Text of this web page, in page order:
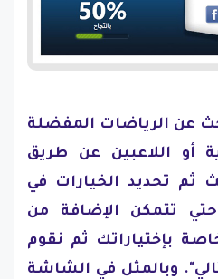
عن الرياضات المفضلة
أو اللاعبين عن طريق
ثم تحديد الخيارات في
تتمكن الإضافة من
بإختياراتك ثم نقوم
وبالمثل في الشاشة